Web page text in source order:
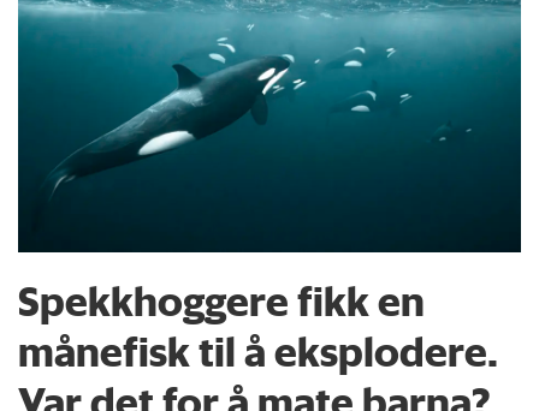
Spekkhoggere fikk en
månefisk til å eksplodere.